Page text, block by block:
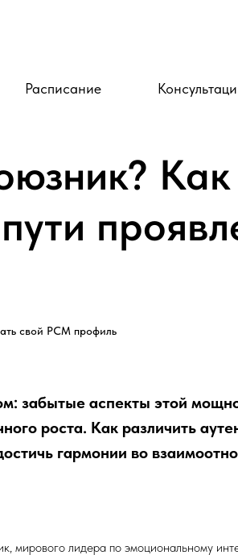
Расписание
свой PCM профиль
забытые аспекты этой
роста. Как различить
гармонии во
мирового лидера по эмоциональному